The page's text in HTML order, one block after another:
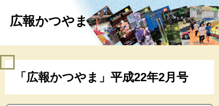
る
広報かつやま
「広報かつやま」平成22年2月号